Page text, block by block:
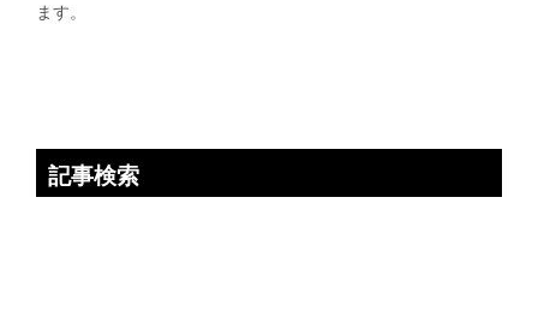
ます。
記事検索